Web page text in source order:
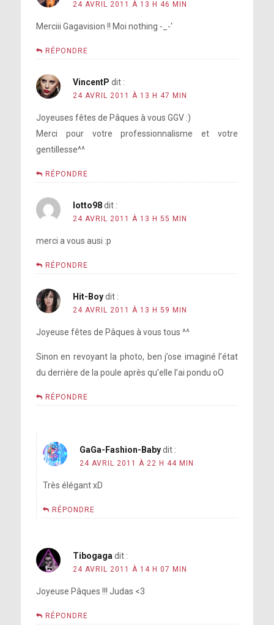
24 AVRIL 2011 À 13 H 46 MIN
Merciii Gagavision !! Moi nothing -_-‘
RÉPONDRE
VincentP dit :
24 AVRIL 2011 À 13 H 47 MIN
Joyeuses fêtes de Pâques à vous GGV :)
Merci pour votre professionnalisme et votre
gentillesse^^
RÉPONDRE
lotto98 dit :
24 AVRIL 2011 À 13 H 55 MIN
merci a vous ausi :p
RÉPONDRE
Hit-Boy dit :
24 AVRIL 2011 À 13 H 59 MIN
Joyeuse fêtes de Pâques à vous tous ^^
Sinon en revoyant la photo, ben j’ose imaginé l’état
du derrière de la poule après qu’elle l’ai pondu oO
RÉPONDRE
GaGa-Fashion-Baby dit :
24 AVRIL 2011 À 22 H 44 MIN
Très élégant xD
RÉPONDRE
Tibogaga dit :
24 AVRIL 2011 À 14 H 07 MIN
Joyeuse Pâques !!! Judas <3
RÉPONDRE